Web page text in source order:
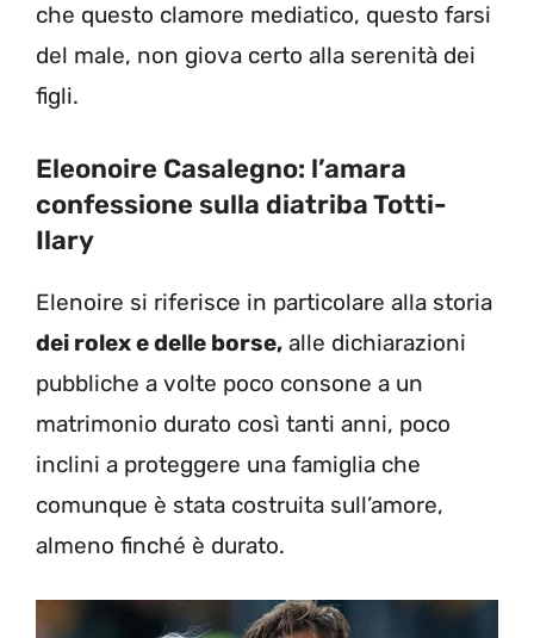
che questo clamore mediatico, questo farsi
del male, non giova certo alla serenità dei
figli.
Eleonoire Casalegno: l’amara
confessione sulla diatriba Totti-
Ilary
Elenoire si riferisce in particolare alla storia
dei rolex e delle borse, alle dichiarazioni
pubbliche a volte poco consone a un
matrimonio durato così tanti anni, poco
inclini a proteggere una famiglia che
comunque è stata costruita sull’amore,
almeno finché è durato.